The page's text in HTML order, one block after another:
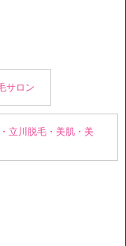
サロン
立川脱毛・美肌・美